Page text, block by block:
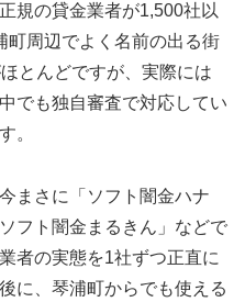
規の貸金業者が1,500社以
町周辺でよく名前の出る街
とんどですが、実際には
でも独自審査で対応してい
。
まさに「ソフト闇金ハナ
フト闇金まるきん」などで
者の実態を1社ずつ正直に
に、琴浦町からでも使える